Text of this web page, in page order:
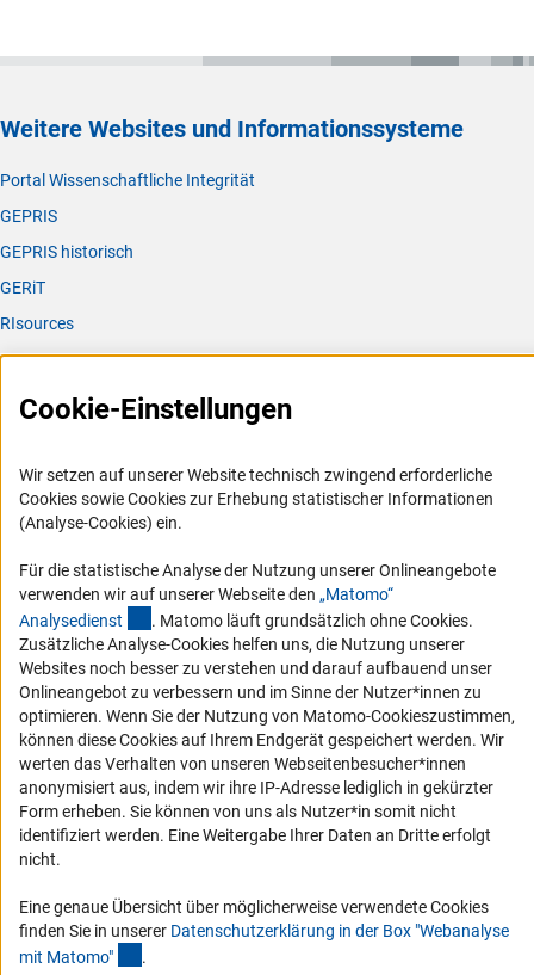
Weitere Websites und Informationssysteme
Portal Wissenschaftliche Integrität
GEPRIS
GEPRIS historisch
GERiT
RIsources
Service
Presse
Karriere
Logo und Corporate Design
Compliance
Vergabeverfahren
Barrierefreiheit
Service und Informationen für Menschen mit Behinderungen
Erklärung zur Barrierefreiheit
Barriere melden
DFG-aktuell
schauen Sie sich die Ausgaben online an.
Cookie-Einstellungen
Wir setzen auf unserer Website technisch zwingend erforderliche
Cookies sowie Cookies zur Erhebung statistischer Informationen
(Analyse-Cookies) ein.
Für die statistische Analyse der Nutzung unserer Onlineangebote
verwenden wir auf unserer Webseite den „Matomo“
Analysedienst (externer Link)
. Matomo läuft grundsätzlich ohne Cookies.
Zusätzliche Analyse-Cookies helfen uns, die Nutzung unserer
Websites noch besser zu verstehen und darauf aufbauend unser
Onlineangebot zu verbessern und im Sinne der Nutzer*innen zu
optimieren. Wenn Sie der Nutzung von Matomo-Cookieszustimmen,
können diese Cookies auf Ihrem Endgerät gespeichert werden. Wir
werten das Verhalten von unseren Webseitenbesucher*innen
anonymisiert aus, indem wir ihre IP-Adresse lediglich in gekürzter
Form erheben. Sie können von uns als Nutzer*in somit nicht
identifiziert werden. Eine Weitergabe Ihrer Daten an Dritte erfolgt
nicht.
Eine genaue Übersicht über möglicherweise verwendete Cookies
finden Sie in unserer Datenschutzerklärung in der Box "Webanalyse
mit Matomo" .